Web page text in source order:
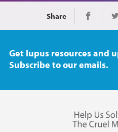
Share Share
Get lupus resources and
Subscribe to our emails.